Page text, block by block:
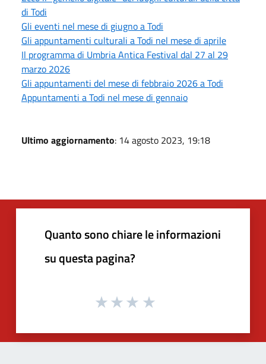
di Todi
Gli eventi nel mese di giugno a Todi
Gli appuntamenti culturali a Todi nel mese di aprile
Il programma di Umbria Antica Festival dal 27 al 29
marzo 2026
Gli appuntamenti del mese di febbraio 2026 a Todi
Appuntamenti a Todi nel mese di gennaio
Ultimo aggiornamento: 14 agosto 2023, 19:18
Quanto sono chiare le informazioni
su questa pagina?